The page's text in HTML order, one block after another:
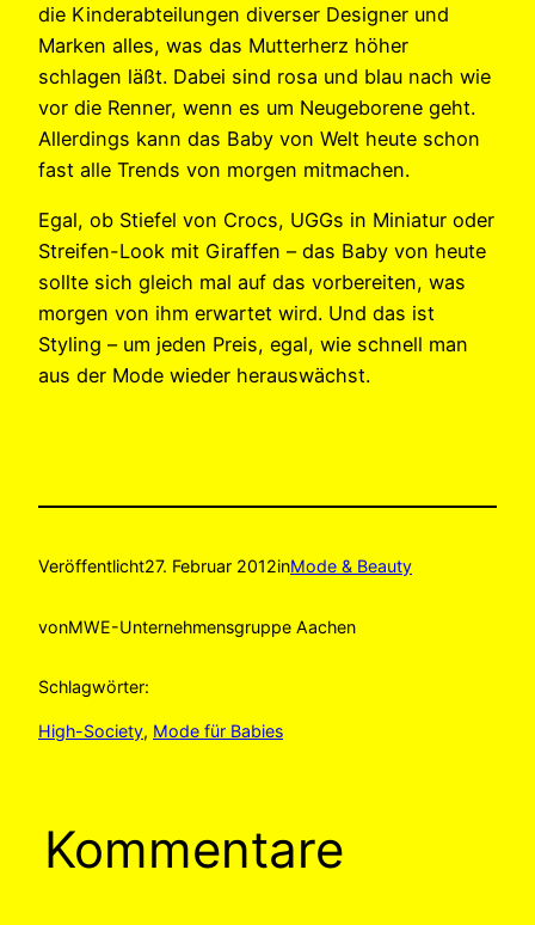
die Kinderabteilungen diverser Designer und
Marken alles, was das Mutterherz höher
schlagen läßt. Dabei sind rosa und blau nach wie
vor die Renner, wenn es um Neugeborene geht.
Allerdings kann das Baby von Welt heute schon
fast alle Trends von morgen mitmachen.
Egal, ob Stiefel von Crocs, UGGs in Miniatur oder
Streifen-Look mit Giraffen – das Baby von heute
sollte sich gleich mal auf das vorbereiten, was
morgen von ihm erwartet wird. Und das ist
Styling – um jeden Preis, egal, wie schnell man
aus der Mode wieder herauswächst.
Veröffentlicht27. Februar 2012inMode & Beauty
vonMWE-Unternehmensgruppe Aachen
Schlagwörter:
High-Society, Mode für Babies
Kommentare